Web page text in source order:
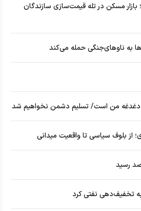
مسکن در تله قیمت‌سازی سازندگان
من است/ تسلیم دشمن نخواهیم شد
از بلوف سیاسی تا واقعیت میدانی
به تخفیف‌دهی نفتی کرد